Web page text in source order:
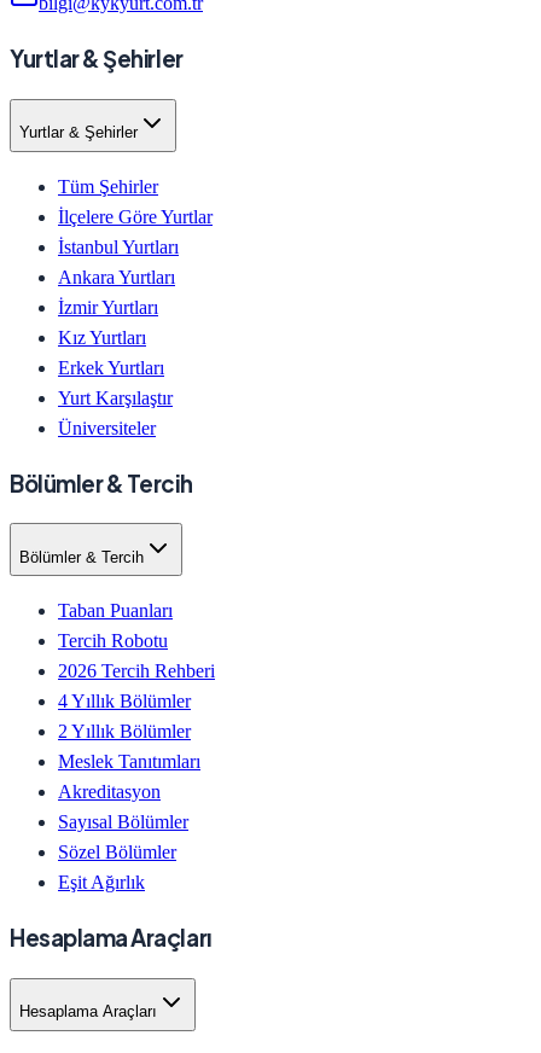
Yurtlar & Şehirler
Yurtlar & Şehirler
Tüm Şehirler
İlçelere Göre Yurtlar
İstanbul Yurtları
Ankara Yurtları
İzmir Yurtları
Kız Yurtları
Erkek Yurtları
Yurt Karşılaştır
Üniversiteler
Bölümler & Tercih
Bölümler & Tercih
Taban Puanları
Tercih Robotu
2026 Tercih Rehberi
4 Yıllık Bölümler
2 Yıllık Bölümler
Meslek Tanıtımları
Akreditasyon
Sayısal Bölümler
Sözel Bölümler
Eşit Ağırlık
Hesaplama Araçları
Hesaplama Araçları